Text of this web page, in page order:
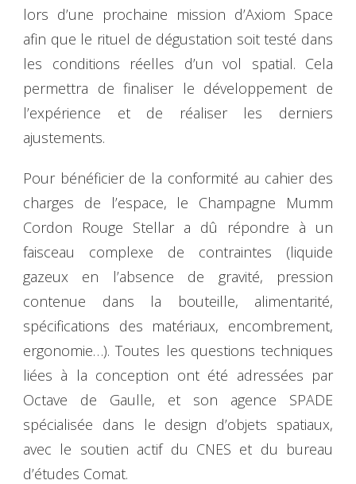
lors d’une prochaine mission d’Axiom Space
afin que le rituel de dégustation soit testé dans
les conditions réelles d’un vol spatial. Cela
permettra de finaliser le développement de
l’expérience et de réaliser les derniers
ajustements.
Pour bénéficier de la conformité au cahier des
charges de l’espace, le Champagne Mumm
Cordon Rouge Stellar a dû répondre à un
faisceau complexe de contraintes (liquide
gazeux en l’absence de gravité, pression
contenue dans la bouteille, alimentarité,
spécifications des matériaux, encombrement,
ergonomie…). Toutes les questions techniques
liées à la conception ont été adressées par
Octave de Gaulle, et son agence SPADE
spécialisée dans le design d’objets spatiaux,
avec le soutien actif du CNES et du bureau
d’études Comat.